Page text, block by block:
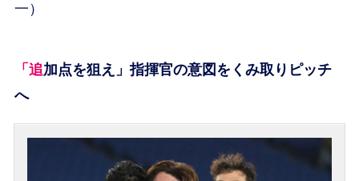
一）
「追加点を狙え」指揮官の意図をくみ取りピッチ
へ